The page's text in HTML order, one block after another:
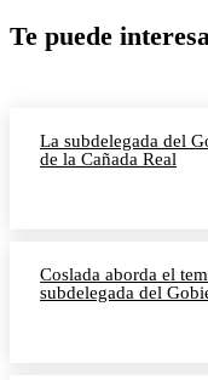
Te puede
La subdelegada del
de la Cañada Real
Coslada aborda el
subdelegada del